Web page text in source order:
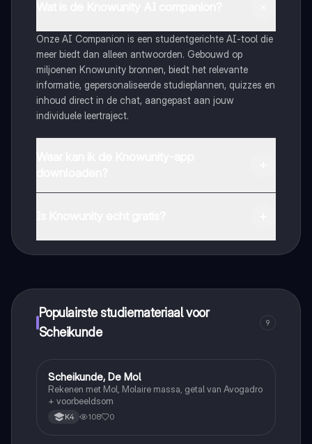
Onze AI Companion is een studentgerichte AI-tool die
meer biedt dan alleen antwoorden. Gebouwd op
miljoenen Knowunity bronnen, biedt het relevante
informatie, gepersonaliseerde studieplannen, quizzes en
inhoud direct in de chat, aangepast aan jouw
individuele leertraject.
Populairste studiemateriaal voor
Scheikunde
9
Scheikunde
Scheikunde, De Mol
Rekenen met Mol, Molaire massa, getal van Avogadro
+ voorbeeldsom
K4 108 0